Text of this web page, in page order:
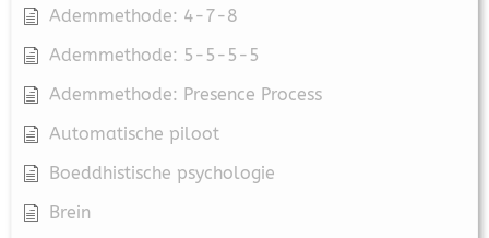
Ademmethode: 4-7-8
Ademmethode: 5-5-5-5
Ademmethode: Presence Process
Automatische piloot
Boeddhistische psychologie
Brein